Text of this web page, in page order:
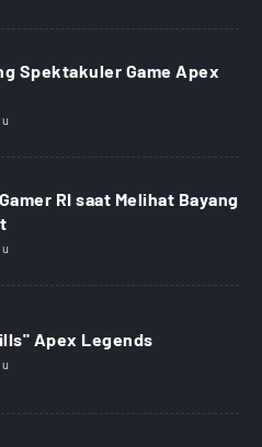
Spektakuler Game Apex
RI saat Melihat Bayang
Apex Legends